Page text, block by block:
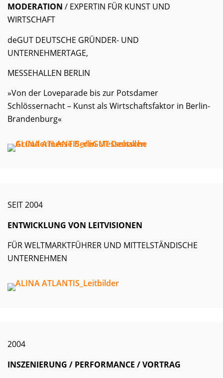
MODERATION / EXPERTIN FÜR KUNST UND
WIRTSCHAFT
deGUT DEUTSCHE GRÜNDER- UND
UNTERNEHMERTAGE,
MESSEHALLEN BERLIN
»Von der Loveparade bis zur Potsdamer
Schlössernacht – Kunst als Wirtschaftsfaktor in Berlin-
Brandenburg«
SEIT 2004
ENTWICKLUNG VON LEITVISIONEN
FÜR WELTMARKTFÜHRER UND MITTELSTÄNDISCHE
UNTERNEHMEN
2004
INSZENIERUNG / PERFORMANCE / VORTRAG